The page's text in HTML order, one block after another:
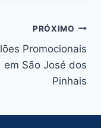
PRÓXIMO
Promocionais
em São José dos
Pinhais